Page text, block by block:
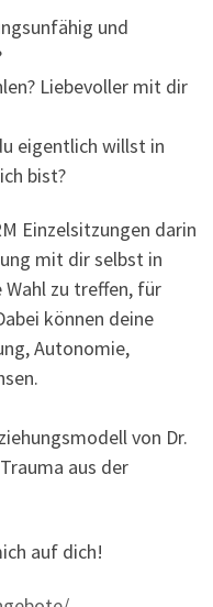
und
Liebevoller mit dir
eigentlich willst in
bist?
Einzelsitzungen darin
mit dir selbst in
zu treffen, für
können deine
Autonomie,
von Dr.
aus der
auf dich!